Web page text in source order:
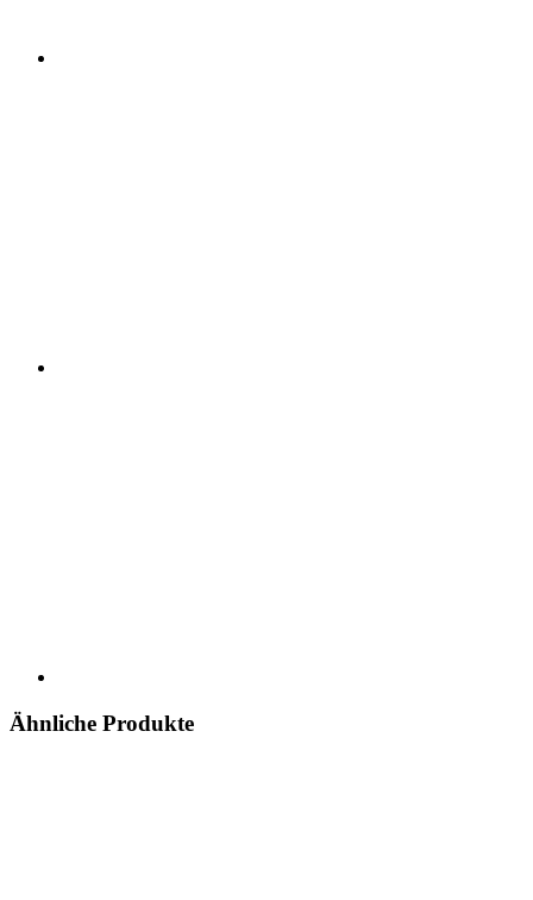
Ähnliche Produkte